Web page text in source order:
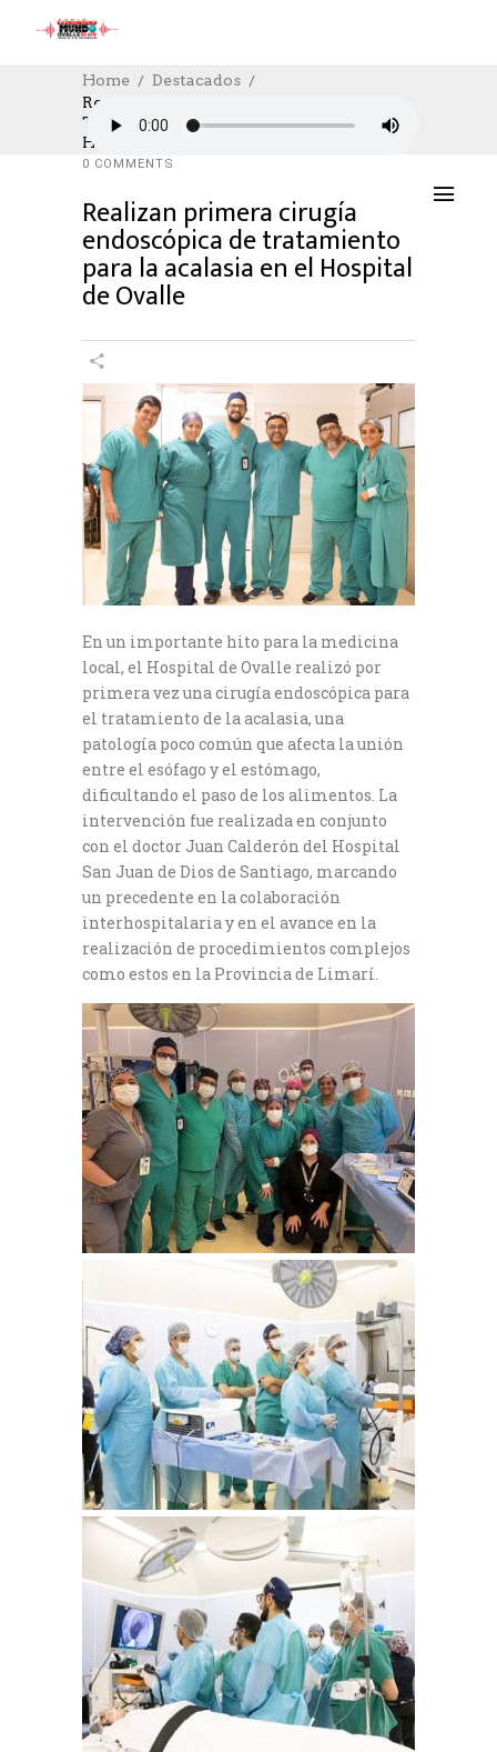
Home
Destacados
Realizan Primera Cirugía Endoscópica De
Tratamiento Para La Acalasia En El
Hospital De Ovalle
DESTACADOS SALUD
28/04/2025
AUTHOR: HECTOR
0 COMMENTS
Realizan primera cirugía
endoscópica de tratamiento
para la acalasia en el Hospital
de Ovalle
En un importante hito para la medicina
local, el Hospital de Ovalle realizó por
primera vez una cirugía endoscópica para
el tratamiento de la acalasia, una
patología poco común que afecta la unión
entre el esófago y el estómago,
dificultando el paso de los alimentos. La
intervención fue realizada en conjunto
con el doctor Juan Calderón del Hospital
San Juan de Dios de Santiago, marcando
un precedente en la colaboración
interhospitalaria y en el avance en la
realización de procedimientos complejos
como estos en la Provincia de Limarí.